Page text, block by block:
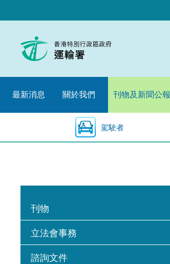
至
始
最新消息 關於我們 刊物及新聞公報
駕駛者
刊物
立法會事務
諮詢文件